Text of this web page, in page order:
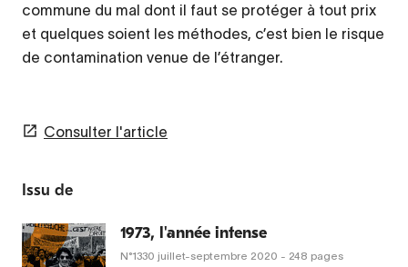
commune du mal dont il faut se protéger à tout prix
et quelques soient les méthodes, c’est bien le risque
de contamination venue de l’étranger.
Consulter l'article
Issu de
1973, l'année intense
N°1330 juillet-septembre 2020 - 248 pages